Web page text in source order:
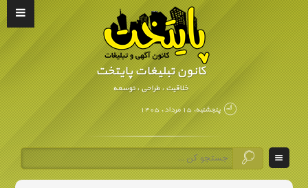
کانون تبلیغات پایتخت
خلاقیت ، طراحی ، توسعه
پنجشنبه, ۱۵ مرداد , ۱۴۰۵